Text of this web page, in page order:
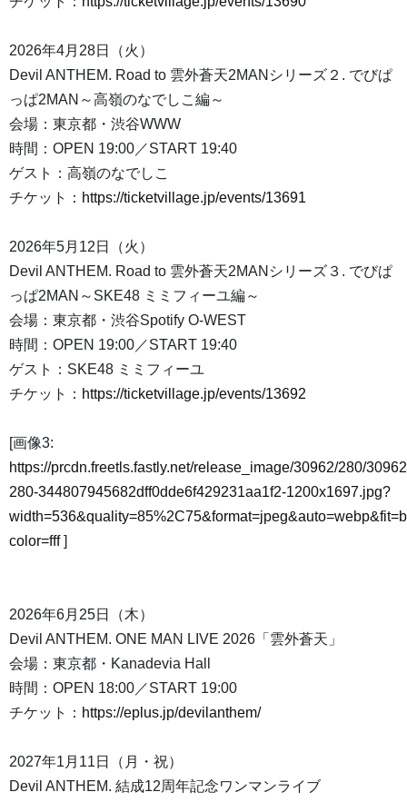
2026年4月28日（火）
Devil ANTHEM. Road to 雲外蒼天2MANシリーズ２. でびぱ
っぱ2MAN～高嶺のなでしこ編～
会場：東京都・渋谷WWW
時間：OPEN 19:00／START 19:40
ゲスト：高嶺のなでしこ
チケット： https://ticketvillage.jp/events/13691
2026年5月12日（火）
Devil ANTHEM. Road to 雲外蒼天2MANシリーズ３. でびぱ
っぱ2MAN～SKE48 ミミフィーユ編～
会場：東京都・渋谷Spotify O-WEST
時間：OPEN 19:00／START 19:40
ゲスト：SKE48 ミミフィーユ
チケット： https://ticketvillage.jp/events/13692
[画像3:
https://prcdn.freetls.fastly.net/release_image/30962/280/
280-344807945682dff0dde6f429231aa1f2-1200x1697.jpg?
color=fff]
2026年6月25日（木）
Devil ANTHEM. ONE MAN LIVE 2026「雲外蒼天」
会場：東京都・Kanadevia Hall
時間：OPEN 18:00／START 19:00
チケット： https://eplus.jp/devilanthem/
2027年1月11日（月・祝）
Devil ANTHEM. 結成12周年記念ワンマンライブ